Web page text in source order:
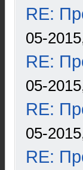
RE:
05-
RE:
05-
RE:
05-
RE: